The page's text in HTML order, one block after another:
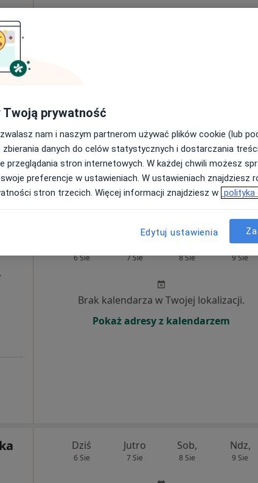
zł
Umawianie online nie jest dostępne
Pokaż profil
·
6 Sie 7 Sie 8 Sie
Ndz,
9 Sie
Brak kalendarza w Twojej lokalizacji.
Pokaż adresy z kalendarzem
Dziś
6 Sie
Jutro
7 Sie
Sob,
8 Sie
Ndz,
9 Sie
Twoją prywatność
nam i naszym partnerom używać plików cookie (lub
zbierania danych do celów statystycznych i dostarczania
przeglądania stron internetowych. W każdej chwili możesz
preferencje w ustawieniach. W ustawieniach znajdziesz
stron trzecich. Więcej informacji znajdziesz w polityka
Edytuj ustawienia